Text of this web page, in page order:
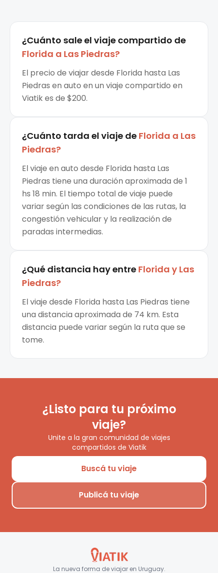
¿Cuánto sale el viaje compartido de
Florida a Las Piedras?
El precio de viajar desde Florida hasta Las
Piedras en auto en un viaje compartido en
Viatik es de $200.
¿Cuánto tarda el viaje de Florida a Las
Piedras?
El viaje en auto desde Florida hasta Las
Piedras tiene una duración aproximada de 1
hs 18 min. El tiempo total de viaje puede
variar según las condiciones de las rutas, la
congestión vehicular y la realización de
paradas intermedias.
¿Qué distancia hay entre Florida y Las
Piedras?
El viaje desde Florida hasta Las Piedras tiene
una distancia aproximada de 74 km. Esta
distancia puede variar según la ruta que se
tome.
¿Listo para tu próximo
viaje?
Unite a la gran comunidad de viajes
compartidos de Viatik
Buscá tu viaje
Publicá tu viaje
La nueva forma de viajar en Uruguay.